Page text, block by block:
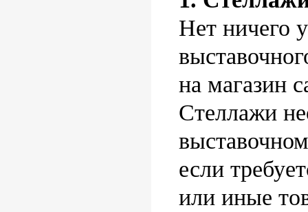
Нет ничего
на магазин
Стеллажи
если
или иные